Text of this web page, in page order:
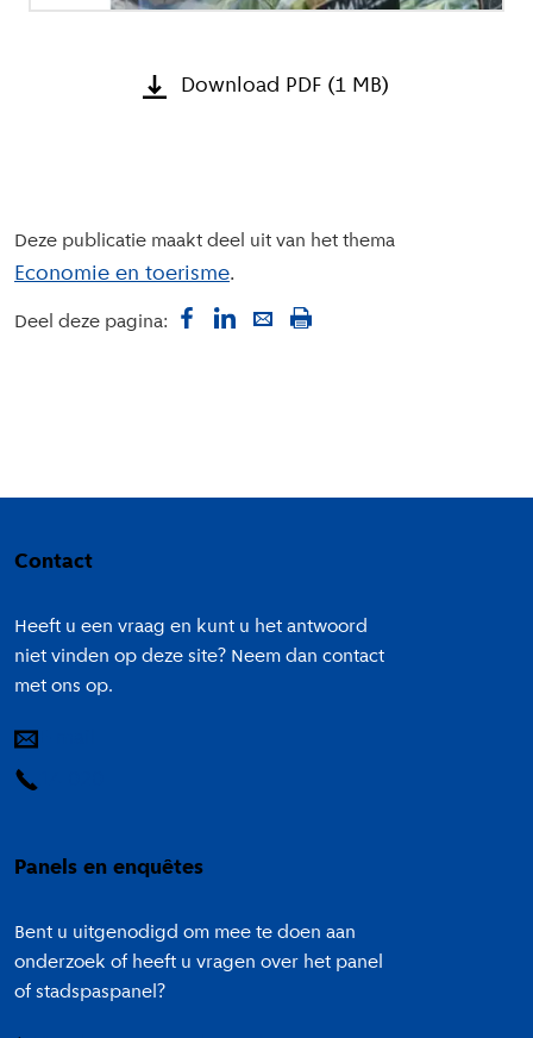
Download PDF (1 MB)
Deze publicatie maakt deel uit van het thema
Economie en toerisme
Deel deze pagina:
Contact
Heeft u een vraag en kunt u het antwoord
niet vinden op deze site? Neem dan contact
met ons op.
Panels en enquêtes
Bent u uitgenodigd om mee te doen aan
onderzoek of heeft u vragen over het panel
of stadspaspanel?